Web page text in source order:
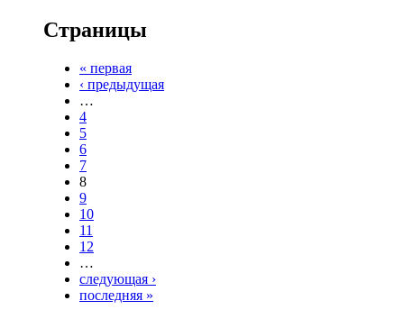
Страницы
« первая
‹ предыдущая
…
4
5
6
7
8
9
10
11
12
…
следующая ›
последняя »